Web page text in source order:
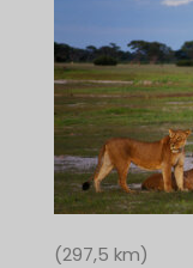
(297,5 km)